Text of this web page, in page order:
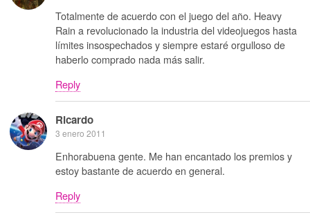
Totalmente de acuerdo con el juego del año. Heavy
Rain a revolucionado la industria del videojuegos hasta
límites insospechados y siempre estaré orgulloso de
haberlo comprado nada más salir.
Reply
Ricardo
3 enero 2011
Enhorabuena gente. Me han encantado los premios y
estoy bastante de acuerdo en general.
Reply